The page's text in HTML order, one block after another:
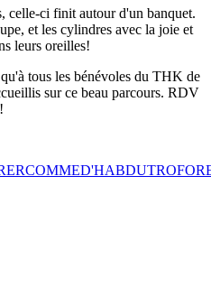
celle-ci finit autour d'un banquet.
et les cylindres avec la joie et
leurs oreilles!
tous les bénévoles du THK de
sur ce beau parcours. RDV